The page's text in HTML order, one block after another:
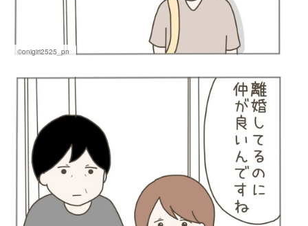
©onigiri2525_pn